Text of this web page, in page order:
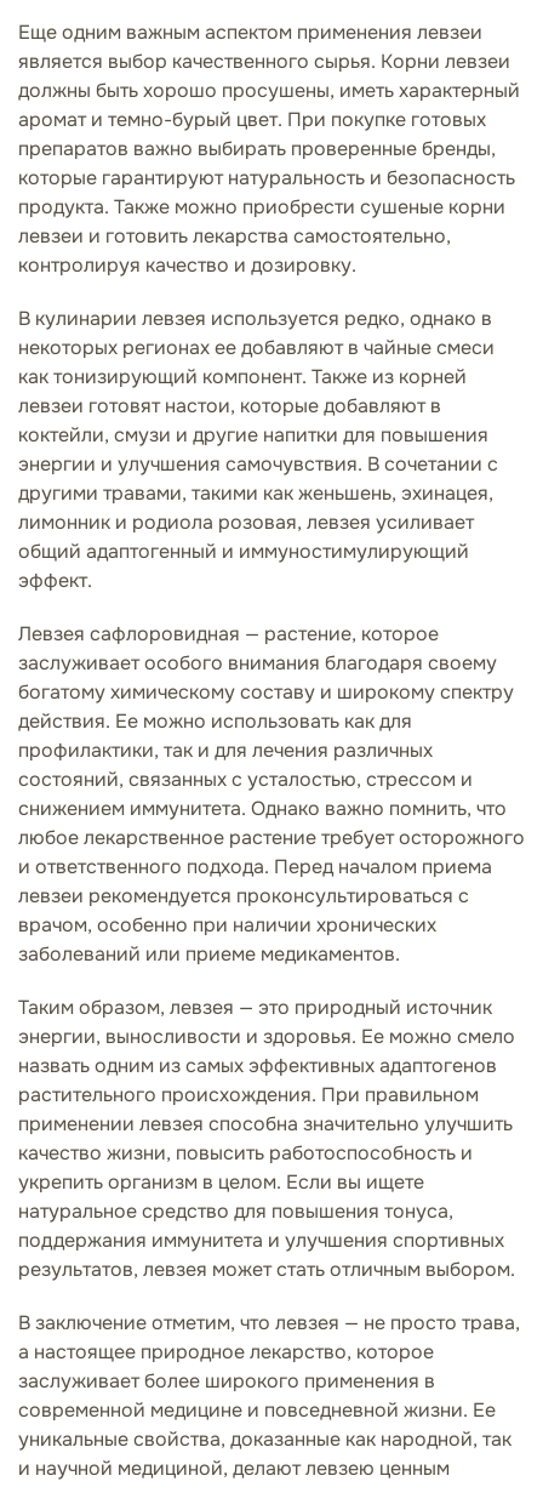
Еще одним важным аспектом применения левзеи
является выбор качественного сырья. Корни левзеи
должны быть хорошо просушены, иметь характерный
аромат и темно-бурый цвет. При покупке готовых
препаратов важно выбирать проверенные бренды,
которые гарантируют натуральность и безопасность
продукта. Также можно приобрести сушеные корни
левзеи и готовить лекарства самостоятельно,
контролируя качество и дозировку.
В кулинарии левзея используется редко, однако в
некоторых регионах ее добавляют в чайные смеси
как тонизирующий компонент. Также из корней
левзеи готовят настои, которые добавляют в
коктейли, смузи и другие напитки для повышения
энергии и улучшения самочувствия. В сочетании с
другими травами, такими как женьшень, эхинацея,
лимонник и родиола розовая, левзея усиливает
общий адаптогенный и иммуностимулирующий
эффект.
Левзея сафлоровидная — растение, которое
заслуживает особого внимания благодаря своему
богатому химическому составу и широкому спектру
действия. Ее можно использовать как для
профилактики, так и для лечения различных
состояний, связанных с усталостью, стрессом и
снижением иммунитета. Однако важно помнить, что
любое лекарственное растение требует осторожного
и ответственного подхода. Перед началом приема
левзеи рекомендуется проконсультироваться с
врачом, особенно при наличии хронических
заболеваний или приеме медикаментов.
Таким образом, левзея — это природный источник
энергии, выносливости и здоровья. Ее можно смело
назвать одним из самых эффективных адаптогенов
растительного происхождения. При правильном
применении левзея способна значительно улучшить
качество жизни, повысить работоспособность и
укрепить организм в целом. Если вы ищете
натуральное средство для повышения тонуса,
поддержания иммунитета и улучшения спортивных
результатов, левзея может стать отличным выбором.
В заключение отметим, что левзея — не просто трава,
а настоящее природное лекарство, которое
заслуживает более широкого применения в
современной медицине и повседневной жизни. Ее
уникальные свойства, доказанные как народной, так
и научной медициной, делают левзею ценным